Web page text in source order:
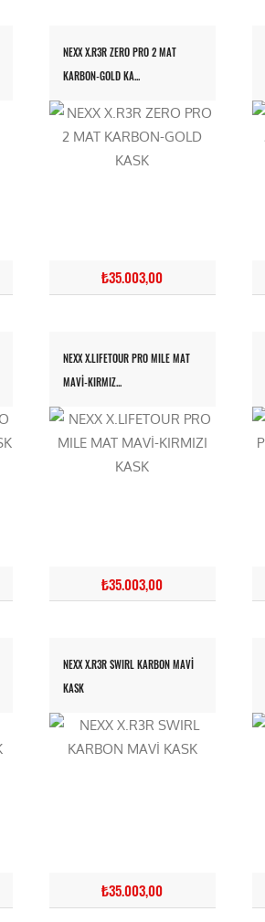
NEXX X.R3R ZERO PRO 2 MAT
KARBON-GOLD KA...
₺35.003,00
NEXX X.LIFETOUR PRO MILE MAT
MAVİ-KIRMIZ...
₺35.003,00
NEXX X.R3R SWIRL KARBON MAVİ
KASK
₺35.003,00